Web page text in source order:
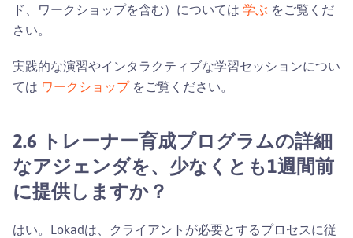
ド、ワークショップを含む）については 学ぶ をご覧くだ
さい。
実践的な演習やインタラクティブな学習セッションについ
ては ワークショップをご覧ください。
2.6 トレーナー育成プログラムの詳細
なアジェンダを、少なくとも1週間前
に提供しますか？
はい。Lokadは、クライアントが必要とするプロセスに従